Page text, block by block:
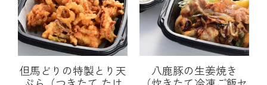
但馬どりの特製とり天
八鹿豚の生姜焼き